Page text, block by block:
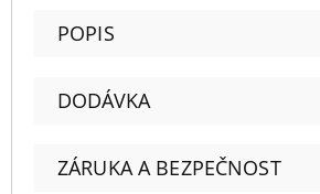
POPIS
DODÁVKA
ZÁRUKA A BEZPEČNOST